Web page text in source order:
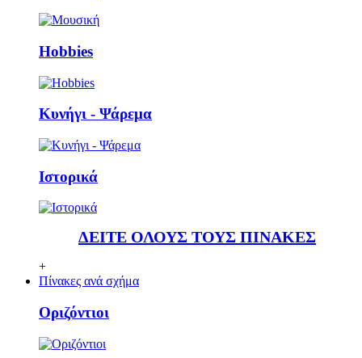
Ηobbies
Κυνήγι - Ψάρεμα
Ιστορικά
ΔΕΙΤΕ ΟΛΟΥΣ ΤΟΥΣ ΠΙΝΑΚΕΣ
+
Πίνακες ανά σχήμα
Οριζόντιοι